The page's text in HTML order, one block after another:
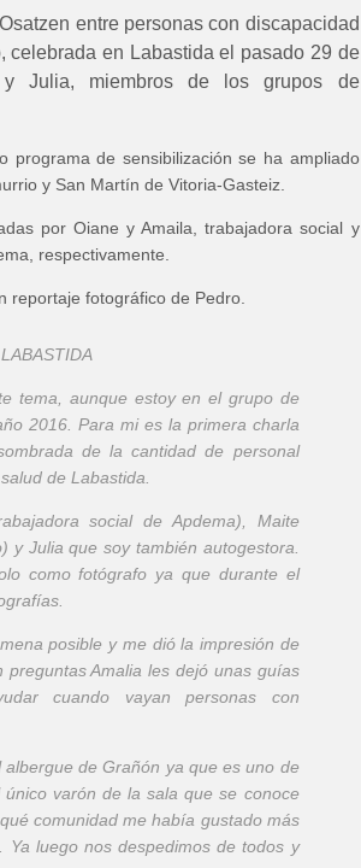
entre personas con discapacidad
celebrada en Labastida el pasado 29 de
y Julia, miembros de los grupos de
programa de sensibilización se ha ampliado
y San Martín de Vitoria-Gasteiz.
por Oiane y Amaila, trabajadora social y
respectivamente.
reportaje fotográfico de Pedro.
tema, aunque estoy en el grupo de
2016. Para mi es la primera charla
de la cantidad de personal
de Labastida.
social de Apdema), Maite
y Julia que soy también autogestora.
como fotógrafo ya que durante el
posible y me dió la impresión de
Amalia les dejó unas guías
cuando vayan personas con
de Grañón ya que es uno de
varón de la sala que se conoce
comunidad me había gustado más
luego nos despedimos de todos y